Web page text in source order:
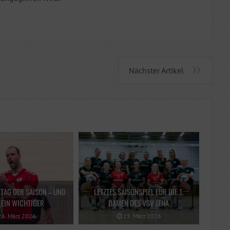
Nächster Artikel
DER SAISON – UND
WICHTIGER
März 2026
LETZTES SAISONSPIEL FÜR DIE 1.
DAMEN DES VSV JENA
25. März 2026